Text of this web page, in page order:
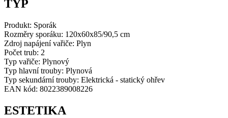
TYP
Produkt: Sporák
Rozměry sporáku: 120x60x85/90,5 cm
Zdroj napájení vařiče: Plyn
Počet trub: 2
Typ vařiče: Plynový
Typ hlavní trouby: Plynová
Typ sekundární trouby: Elektrická - statický ohřev
EAN kód: 8022389008226
ESTETIKA